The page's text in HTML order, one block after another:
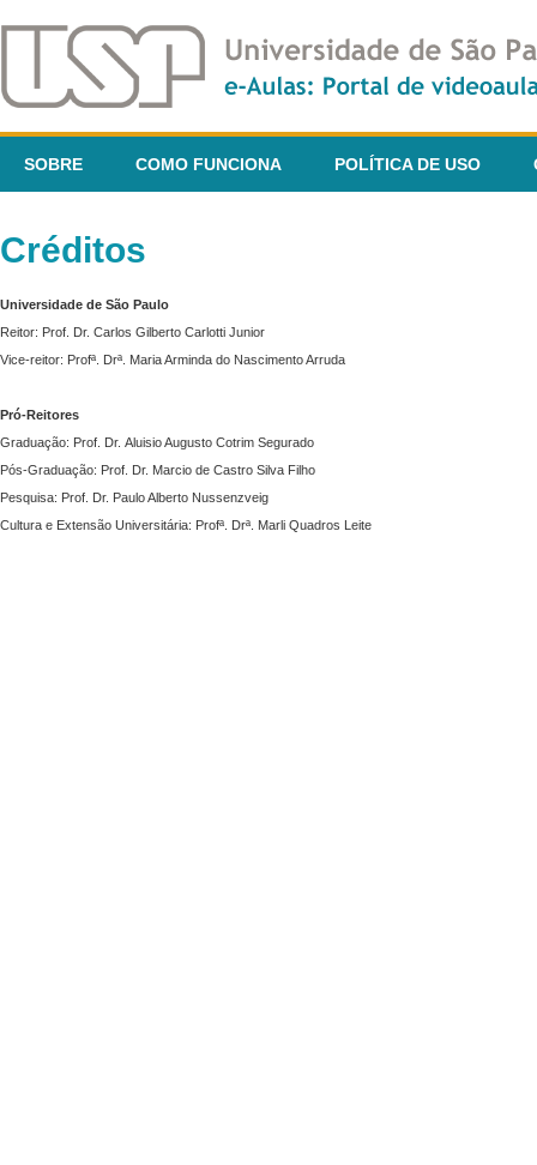
SOBRE COMO FUNCIONA POLÍTICA DE USO
Créditos
Universidade de São Paulo
Reitor: Prof. Dr. Carlos Gilberto Carlotti Junior
Vice-reitor: Profª. Drª. Maria Arminda do Nascimento Arruda
Pró-Reitores
Graduação: Prof. Dr. Aluisio Augusto Cotrim Segurado
Pós-Graduação: Prof. Dr. Marcio de Castro Silva Filho
Pesquisa: Prof. Dr. Paulo Alberto Nussenzveig
Cultura e Extensão Universitária: Profª. Drª. Marli Quadros Leite